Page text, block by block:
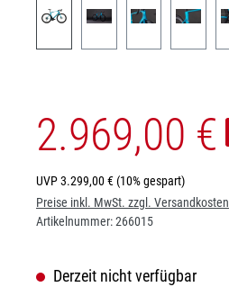
2.969,00 €
UVP3.299,00 €(10% gespart)
Preise inkl. MwSt. zzgl. Versandkosten
Artikelnummer:266015
Derzeit nicht verfügbar